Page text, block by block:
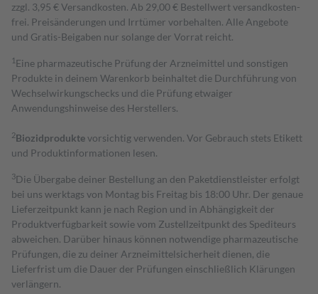
zzgl. 3,95 € Versandkosten. Ab 29,00 € Bestell­wert versand­kosten­
frei. Preisänderungen und Irrtümer vorbehalten. Alle Angebote
und Gratis-Beigaben nur solange der Vorrat reicht.
1 Eine pharmazeutische Prüfung der Arzneimittel und sonstigen
Produkte in deinem Warenkorb beinhaltet die Durchführung von
Wechselwirkungschecks und die Prüfung etwaiger
Anwendungshinweise des Herstellers.
2Biozidproduktevorsichtig verwenden. Vor Gebrauch stets Etikett
und Produktinformationen lesen.
3Die Übergabe deiner Bestellung an den Paketdienstleister erfolgt
bei uns werktags von Montag bis Freitag bis 18:00 Uhr. Der genaue
Lieferzeitpunkt kann je nach Region und in Abhängigkeit der
Produktverfügbarkeit sowie vom Zustellzeitpunkt des Spediteurs
abweichen. Darüber hinaus können notwendige pharmazeutische
Prüfungen, die zu deiner Arzneimittelsicherheit dienen, die
Lieferfrist um die Dauer der Prüfungen einschließlich Klärungen
verlängern.